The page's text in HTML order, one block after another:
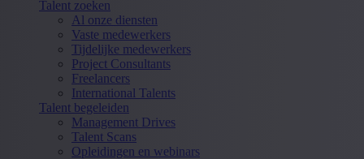
Talent zoeken
Al onze diensten
Vaste medewerkers
Tijdelijke medewerkers
Project Consultants
Freelancers
International Talents
Talent begeleiden
Management Drives
Talent Scans
Opleidingen en webinars